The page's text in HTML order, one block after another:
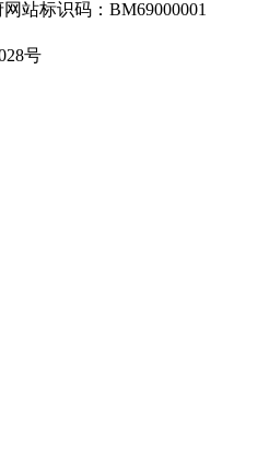
站标识码：BM69000001
号